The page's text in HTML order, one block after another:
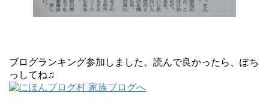
ブログランキング参加しました。読んで良かったら、ぽち
っしてね♫